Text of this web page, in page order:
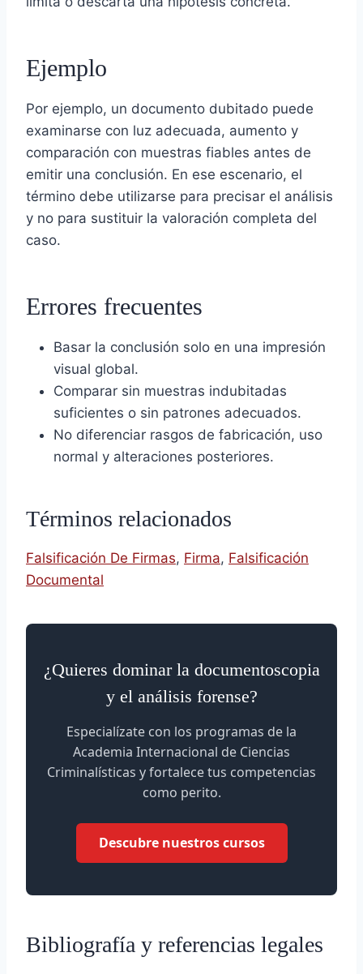
Ejemplo
Por ejemplo, un documento dubitado puede
examinarse con luz adecuada, aumento y
comparación con muestras fiables antes de
emitir una conclusión. En ese escenario, el
término debe utilizarse para precisar el análisis
y no para sustituir la valoración completa del
caso.
Errores frecuentes
Basar la conclusión solo en una impresión
visual global.
Comparar sin muestras indubitadas
suficientes o sin patrones adecuados.
No diferenciar rasgos de fabricación, uso
normal y alteraciones posteriores.
Términos relacionados
Falsificación De Firmas, Firma, Falsificación
Documental
¿Quieres dominar la documentoscopia
y el análisis forense?
Especialízate con los programas de la
Academia Internacional de Ciencias
Criminalísticas y fortalece tus competencias
como perito.
Descubre nuestros cursos
Bibliografía y referencias legales